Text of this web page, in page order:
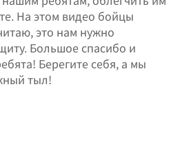
На этом видео бойцы
это нам нужно
Большое спасибо и
Берегите себя, а мы
тыл!